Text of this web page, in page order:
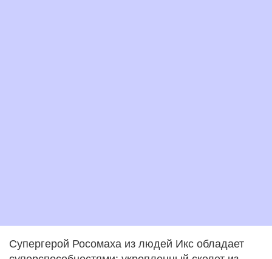
Супергерой Росомаха из людей Икс обладает